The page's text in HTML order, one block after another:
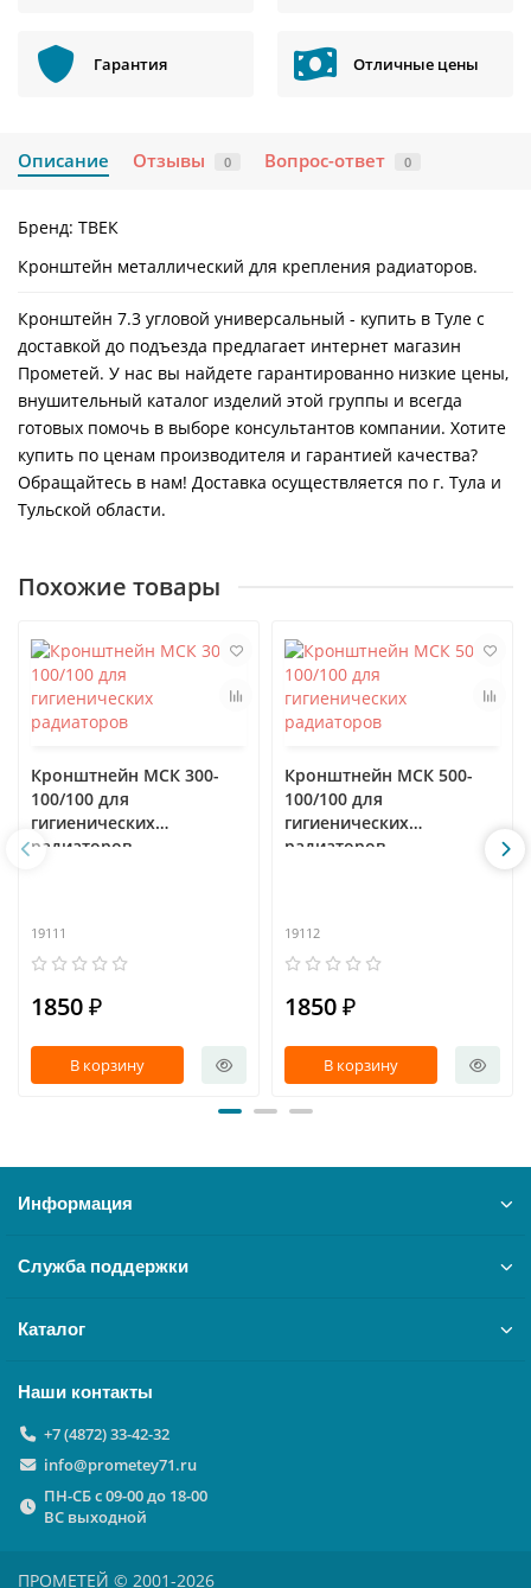
Гарантия Отличные цены
Описание Отзывы 0 Вопрос-ответ 0
Бренд: ТВЕК
Кронштейн металлический для крепления радиаторов.
Кронштейн 7.3 угловой универсальный - купить в Туле с
доставкой до подъезда предлагает интернет магазин
Прометей. У нас вы найдете гарантированно низкие цены,
внушительный каталог изделий этой группы и всегда
готовых помочь в выборе консультантов компании. Хотите
купить по ценам производителя и гарантией качества?
Обращайтесь в нам! Доставка осуществляется по г. Тула и
Тульской области.
Похожие товары
Кронштнейн МСК 300-
100/100 для
гигиенических
радиаторов
19111
1850 ₽
В корзину
Кронштнейн МСК 500-
100/100 для
гигиенических
радиаторов
19112
1850 ₽
В корзину
Информация
Служба поддержки
Каталог
Наши контакты
+7 (4872) 33-42-32
info@prometey71.ru
ПН-СБ с 09-00 до 18-00
ВС выходной
ПРОМЕТЕЙ © 2001-2026